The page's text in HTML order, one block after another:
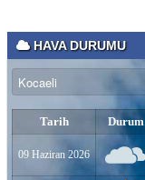
HAVA DURUMU
Tarih Durum
09 Haziran 2026